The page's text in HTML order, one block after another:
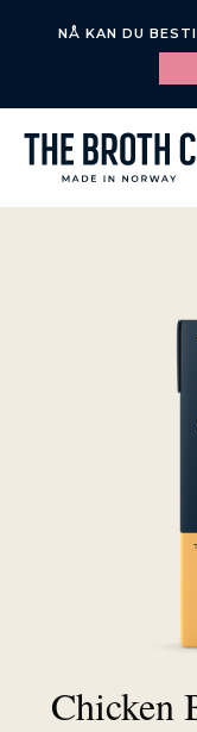
NÅ KAN DU
Chicken